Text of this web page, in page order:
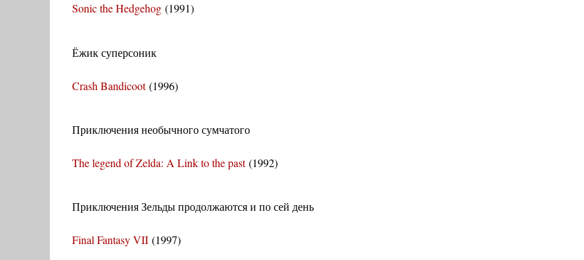
Sonic the Hedgehog (1991)
Ёжик суперсоник
Crash Bandicoot(1996)
Приключения необычного сумчатого
The legend of Zelda: A Link to the past(1992)
Приключения Зельды продолжаются и по сей день
Final Fantasy VII (1997)